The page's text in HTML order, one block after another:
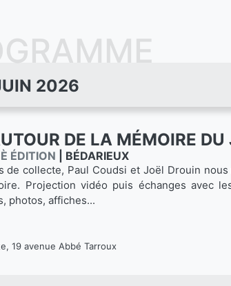
2026
DE LA MÉMOIRE
ÉDITION BÉDARIEUX
de collecte, Paul Coudsi et Joël Drouin
Projection vidéo puis échanges avec
photos, affiches...
19 avenue Abbé Tarroux